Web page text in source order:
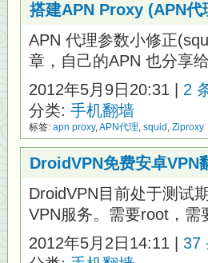
搭建APN Proxy (APN代
APN 代理参数小修正
章，自己的APN 也分享
2012年5月9日20:31 | 2
分类: 手机翻墙
标签: apn proxy,APN代理, squid , Ziproxy
DroidVPN免费安卓VPN
DroidVPN目前处于测试
VPN服务。需要root，
2012年5月2日14:11 | 37